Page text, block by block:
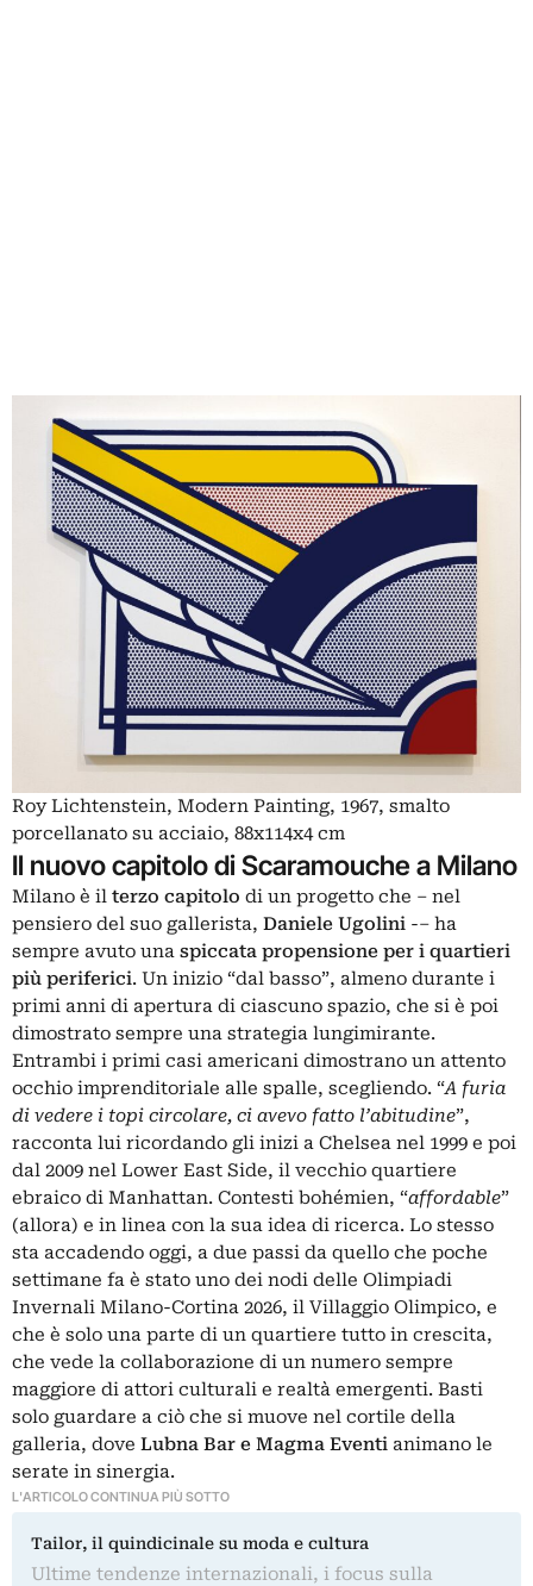
Roy Lichtenstein, Modern Painting, 1967, smalto
porcellanato su acciaio, 88x114x4 cm
Il nuovo capitolo di Scaramouche a Milano
Milano è il terzo capitolo di un progetto che – nel
pensiero del suo gallerista, Daniele Ugolini -– ha
sempre avuto una spiccata propensione per i quartieri
più periferici. Un inizio “dal basso”, almeno durante i
primi anni di apertura di ciascuno spazio, che si è poi
dimostrato sempre una strategia lungimirante.
Entrambi i primi casi americani dimostrano un attento
occhio imprenditoriale alle spalle, scegliendo. “A furia
di vedere i topi circolare, ci avevo fatto l’abitudine”,
racconta lui ricordando gli inizi a Chelsea nel 1999 e poi
dal 2009 nel Lower East Side, il vecchio quartiere
ebraico di Manhattan. Contesti bohémien, “affordable”
(allora) e in linea con la sua idea di ricerca. Lo stesso
sta accadendo oggi, a due passi da quello che poche
settimane fa è stato uno dei nodi delle Olimpiadi
Invernali Milano-Cortina 2026, il Villaggio Olimpico, e
che è solo una parte di un quartiere tutto in crescita,
che vede la collaborazione di un numero sempre
maggiore di attori culturali e realtà emergenti. Basti
solo guardare a ciò che si muove nel cortile della
galleria, dove Lubna Bar e Magma Eventi animano le
serate in sinergia.
L'ARTICOLO CONTINUA PIÙ SOTTO
Tailor, il quindicinale su moda e cultura
Ultime tendenze internazionali, i focus sulla